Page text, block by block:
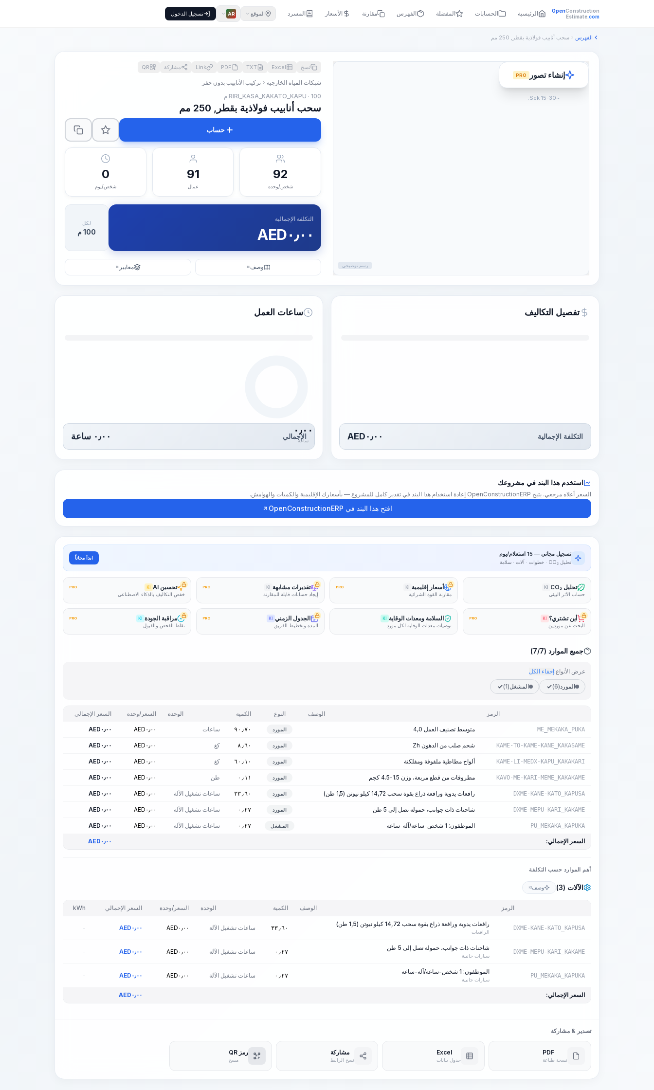
OpenConstruction
Estimate.com الرئيسية الحسابات المفضلة الفهرس مقارنة الأسعار المسرد الموقع AR تسجيل الدخول
الفهرس سحب أنابيب فولاذية بقطر, 250 مم
رسم توضيحي
إنشاء تصور PRO
~15-30 Sek.
نسخ Excel
TXT
PDF
Link مشاركة QR
شبكات المياه الخارجية
تركيب الأنابيب بدون حفر
RIRI_KASA_KAKATO_KAPU · 100 م
سحب أنابيب فولاذية بقطر, 250 مم
حساب
92
شخص/وحدة
91
عمال
0
شخص/يوم
التكلفة الإجمالية
AED٠٫٠٠
لكل
100 م
وصفKI معايير KI
تفصيل التكاليف
التكلفة الإجمالية AED٠٫٠٠
ساعات العمل
٠٫٠٠
ساعة
الإجمالي ٠٫٠٠ ساعة
استخدم هذا البند في مشروعك
السعر أعلاه مرجعي. يتيح OpenConstructionERP إعادة استخدام هذا البند في تقدير كامل للمشروع — بأسعارك الإقليمية والكميات والهوامش.
افتح هذا البند في OpenConstructionERP
تسجيل مجاني — 15 استعلام/يوم
تحليل CO₂ · خطوات · آلات · سلامة
ابدأ مجاناً
تحليل CO₂ KI
حساب الأثر البيئي
أسعار إقليمية KI
PRO
مقارنة القوة الشرائية
تقديرات مشابهة KI
PRO
إيجاد حسابات قابلة للمقارنة
تحسين AI KI
PRO
خفض التكاليف بالذكاء الاصطناعي
أين تشتري؟ KI
PRO
البحث عن موردين
السلامة ومعدات الوقاية KI
توصيات معدات الوقاية لكل مورد
الجدول الزمني KI
PRO
المدة وتخطيط الفريق
مراقبة الجودة KI
PRO
نقاط الفحص والقبول
جميع الموارد (7/7)
عرض الأنواع:إخفاء الكل
المورد(6) المشغل(1)
الرمز الوصف النوع الكمية الوحدة السعر/وحدة السعر الإجمالي
ME_MEKAKA_PUKA متوسط تصنيف العمل 4,0 المورد ٩٠٫٧٠ ساعات AED ٠٫٠٠ AED ٠٫٠٠
KAME-TO-KAME-KANE_KAKASAME شحم صلب من الدهون Zh المورد ٨٫٦٠ كغ AED ٠٫٠٠ AED ٠٫٠٠
KAME-LI-MEDX-KAPU_KAKAKARI ألواح مطاطية ملفوفة ومفلكنة المورد ٦٠٫١٠ كغ AED ٠٫٠٠ AED ٠٫٠٠
KAVO-ME-KARI-MEME_KAKAKAME مطروقات من قطع مربعة، وزن 1.5-4.5 كجم المورد ٠٫١١ طن AED ٠٫٠٠ AED ٠٫٠٠
DXME-KANE-KATO_KAPUSA رافعات يدوية ورافعة ذراع بقوة سحب 14,72 كيلو نيوتن (1,5 طن) المورد ٣٣٫٦٠ ساعات تشغيل الآلة AED ٠٫٠٠ AED ٠٫٠٠
DXME-MEPU-KARI_KAKAME شاحنات ذات جوانب، حمولة تصل إلى 5 طن المورد ٠٫٢٧ ساعات تشغيل الآلة AED ٠٫٠٠ AED ٠٫٠٠
PU_MEKAKA_KAPUKA الموظفون: 1 شخص-ساعة/آلة-ساعة المشغل ٠٫٢٧ ساعات تشغيل الآلة AED ٠٫٠٠ AED ٠٫٠٠
السعر الإجمالي: AED ٠٫٠٠
أهم الموارد حسب التكلفة
الآلات (3) وصفKI
الرمز الوصف الكمية الوحدة السعر/وحدة السعر الإجمالي kWh
DXME-KANE-KATO_KAPUSA
رافعات يدوية ورافعة ذراع بقوة سحب 14,72 كيلو نيوتن (1,5 طن)
الرافعات
٣٣٫٦٠ ساعات تشغيل الآلة AED ٠٫٠٠ AED ٠٫٠٠ -
DXME-MEPU-KARI_KAKAME
شاحنات ذات جوانب، حمولة تصل إلى 5 طن
سيارات جانبية
٠٫٢٧ ساعات تشغيل الآلة AED ٠٫٠٠ AED ٠٫٠٠ -
PU_MEKAKA_KAPUKA
الموظفون: 1 شخص-ساعة/آلة-ساعة
سيارات جانبية
٠٫٢٧ ساعات تشغيل الآلة AED ٠٫٠٠ AED ٠٫٠٠ -
السعر الإجمالي: AED ٠٫٠٠
تصدير & مشاركة
PDF
نسخة طباعة
Excel
جدول بيانات
مشاركة
نسخ الرابط
رمز QR
مسح